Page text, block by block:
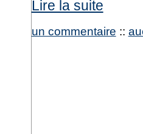
Lire la suite
un commentaire ::